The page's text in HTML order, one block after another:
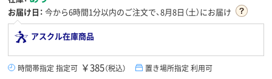
お届け日： 今から6時間1分以内のご注文で、8月8日（土）にお届け
アスクル在庫商品
時間帯指定 指定可 ￥385（税込） 置き場所指定 利用可